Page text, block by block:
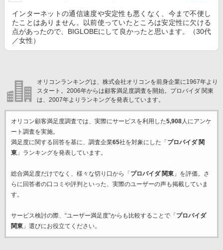
インターネットの通信速度や安定性も悪くなく、今まで不便し
たことはありません。以前使っていたところは安定性に欠ける
点があったので、BIGLOBEにして良かったと思います。（30代
／女性）
オリコンランキングは、株式会社オリコンを前身企業に1967年より
スタート。2006年からは顧客満足度調査を開始。プロバイダ 関東
は、2007年よりランキングを発表しています。
オリコン顧客満足度調査では、実際にサービスを利用した5,908人にアンケ
ート調査を実施。
満足度に関する回答を基に、調査企業65社を対象にした「 プロバイダ 関
東」ランキングを発表しています。
総合満足度だけでなく、様々な切り口から「 プロバイダ 関東」を評価。さ
らに回答者の口コミや評判といった、実際のユーザーの声も掲載していま
す。
サービス検討の際、“ユーザー満足度”からも比較することで「 プロバイダ
関東」選びにお役立てください。